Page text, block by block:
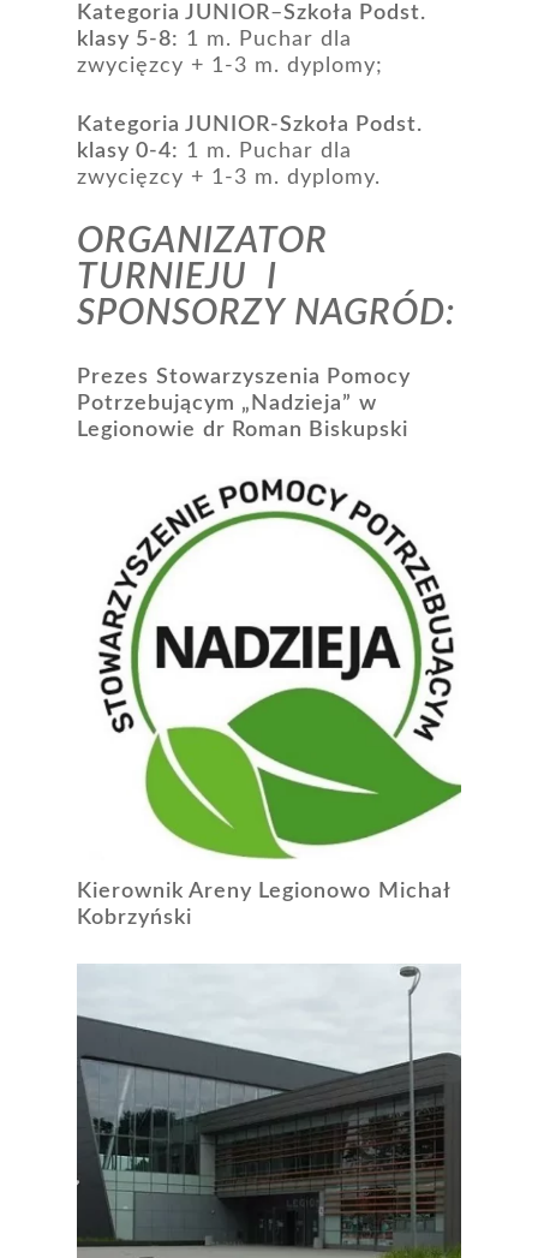
Kategoria JUNIOR–Szkoła Podst.
klasy 5-8: 1 m. Puchar dla
zwycięzcy + 1-3 m. dyplomy;
Kategoria JUNIOR-Szkoła Podst.
klasy 0-4: 1 m. Puchar dla
zwycięzcy + 1-3 m. dyplomy.
ORGANIZATOR
TURNIEJU I
SPONSORZY NAGRÓD:
Prezes Stowarzyszenia Pomocy
Potrzebującym „Nadzieja” w
Legionowie dr Roman Biskupski
Kierownik Areny Legionowo Michał
Kobrzyński
O nas
Działania
Partnerzy
1,5% dla OPP
Kontakt